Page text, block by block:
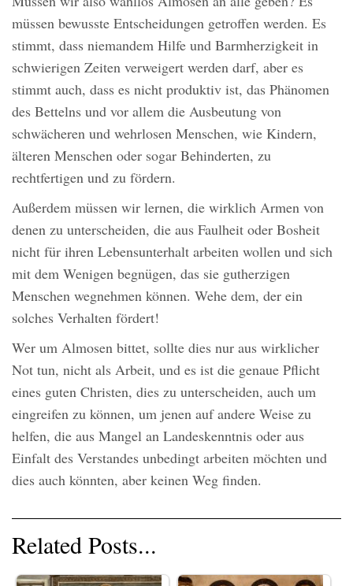
müssen bewusste Entscheidungen getroffen werden. Es
stimmt, dass niemandem Hilfe und Barmherzigkeit in
schwierigen Zeiten verweigert werden darf, aber es
stimmt auch, dass es nicht produktiv ist, das Phänomen
des Bettelns und vor allem die Ausbeutung von
schwächeren und wehrlosen Menschen, wie Kindern,
älteren Menschen oder sogar Behinderten, zu
rechtfertigen und zu fördern.
Außerdem müssen wir lernen, die wirklich Armen von
denen zu unterscheiden, die aus Faulheit oder Bosheit
nicht für ihren Lebensunterhalt arbeiten wollen und sich
mit dem Wenigen begnügen, das sie gutherzigen
Menschen wegnehmen können. Wehe dem, der ein
solches Verhalten fördert!
Wer um Almosen bittet, sollte dies nur aus wirklicher
Not tun, nicht als Arbeit, und es ist die genaue Pflicht
eines guten Christen, dies zu unterscheiden, auch um
eingreifen zu können, um jenen auf andere Weise zu
helfen, die aus Mangel an Landeskenntnis oder aus
Einfalt des Verstandes unbedingt arbeiten möchten und
dies auch könnten, aber keinen Weg finden.
Related Posts...